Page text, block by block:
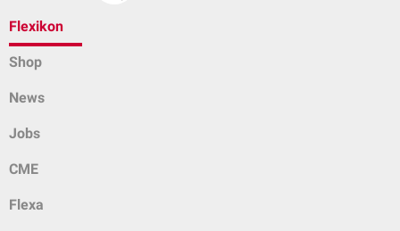
Flexikon
Shop
News
Jobs
CME
Flexa